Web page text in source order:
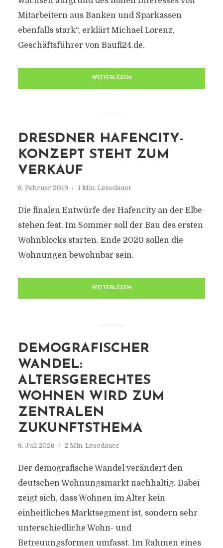
Mitarbeitern aus Banken und Sparkassen
ebenfalls stark“, erklärt Michael Lorenz,
Geschäftsführer von Baufi24.de.
WEITERLESEN
DRESDNER HAFENCITY-
KONZEPT STEHT ZUM
VERKAUF
6. Februar 2019 1 Min. Lesedauer
Die finalen Entwürfe der Hafencity an der Elbe
stehen fest. Im Sommer soll der Bau des ersten
Wohnblocks starten. Ende 2020 sollen die
Wohnungen bewohnbar sein.
WEITERLESEN
DEMOGRAFISCHER
WANDEL:
ALTERSGERECHTES
WOHNEN WIRD ZUM
ZENTRALEN
ZUKUNFTSTHEMA
6. Juli 2026 2 Min. Lesedauer
Der demografische Wandel verändert den
deutschen Wohnungsmarkt nachhaltig. Dabei
zeigt sich, dass Wohnen im Alter kein
einheitliches Marktsegment ist, sondern sehr
unterschiedliche Wohn- und
Betreuungsformen umfasst. Im Rahmen eines